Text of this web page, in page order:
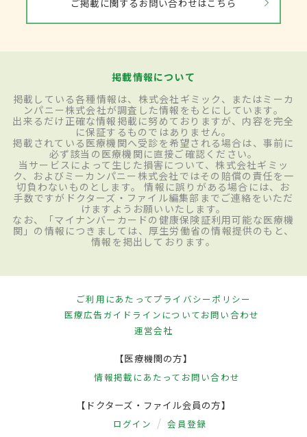
ご掲載に関するお問い合わせはこちら
掲載情報について
掲載している各種情報は、株式会社ギミック、またはミーカ
ンパニー株式会社が調査した情報をもとにしています。
出来るだけ正確な情報掲載に努めておりますが、内容を完全
に保証するものではありません。
掲載されている医療機関へ受診を希望される場合は、事前に
必ず該当の医療機関に直接ご確認ください。
当サービスによって生じた損害について、株式会社ギミッ
ク、およびミーカンパニー株式会社ではその賠償の責任を一
切負わないものとします。 情報に誤りがある場合には、お
手数ですがドクターズ・ファイル編集部までご連絡をいただ
けますようお願いいたします。
なお、「マイナンバーカードの健康保険証利用可能な医療機
関」の情報につきましては、厚生労働省の情報提供のもと、
情報を掲出しております。
ご利用にあたってプライバシーポリシー
医療広告ガイドラインについてお問い合わせ
運営会社
【医療機関の方】
情報掲載にあたって お問い合わせ
【ドクターズ・ファイル会員の方】
ログイン 会員登録